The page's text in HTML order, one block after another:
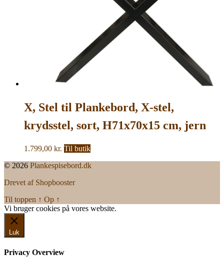
X, Stel til Plankebord, X-stel,
krydsstel, sort, H71x70x15 cm, jern
1.799,00 kr. Til butik
© 2026 Plankespisebord.dk
Drevet af Shopbooster
Til toppen ↑ Op ↑
Vi bruger cookies på vores website.
Luk
Privacy Overview